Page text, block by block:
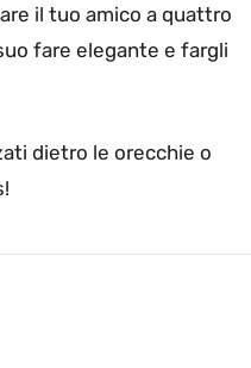
il tuo amico a quattro
fare elegante e fargli
dietro le orecchie o